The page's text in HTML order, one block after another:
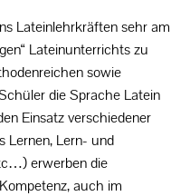
Lateinlehrkräften sehr am
Lateinunterrichts zu
sowie
die Sprache Latein
Einsatz verschiedener
Lernen, Lern- und
erwerben die
auch im